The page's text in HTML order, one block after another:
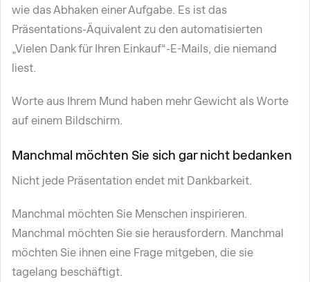
wie das Abhaken einer Aufgabe. Es ist das
Präsentations-Äquivalent zu den automatisierten
„Vielen Dank für Ihren Einkauf“-E-Mails, die niemand
liest.
Worte aus Ihrem Mund haben mehr Gewicht als Worte
auf einem Bildschirm.
Manchmal möchten Sie sich gar nicht bedanken
Nicht jede Präsentation endet mit Dankbarkeit.
Manchmal möchten Sie Menschen inspirieren.
Manchmal möchten Sie sie herausfordern. Manchmal
möchten Sie ihnen eine Frage mitgeben, die sie
tagelang beschäftigt.